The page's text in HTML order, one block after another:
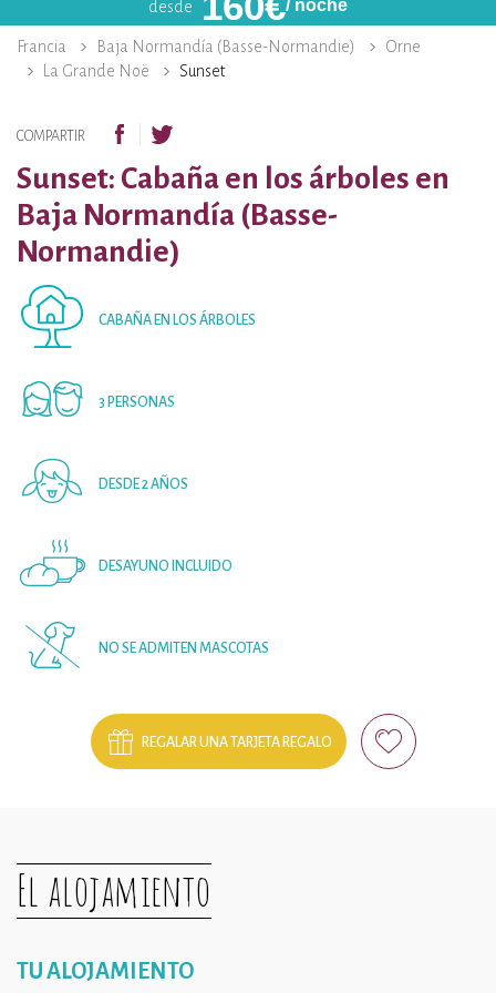
desde / noche
Francia Baja Normandía (Basse-Normandie)
Orne
La Grande Noë
Sunset
COMPARTIR
Sunset: Cabaña en los árboles en
Baja Normandía (Basse-
Normandie)
CABAÑA EN LOS ÁRBOLES
3 PERSONAS
DESDE 2 AÑOS
DESAYUNO INCLUIDO
NO SE ADMITEN MASCOTAS
REGALAR UNA TARJETA REGALO
El alojamiento
TU ALOJAMIENTO